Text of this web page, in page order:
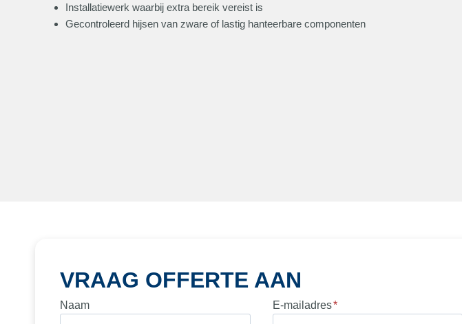
Installatiewerk waarbij extra bereik vereist is
Gecontroleerd hijsen van zware of lastig hanteerbare componenten
VRAAG OFFERTE AAN
Naam E-mailadres*